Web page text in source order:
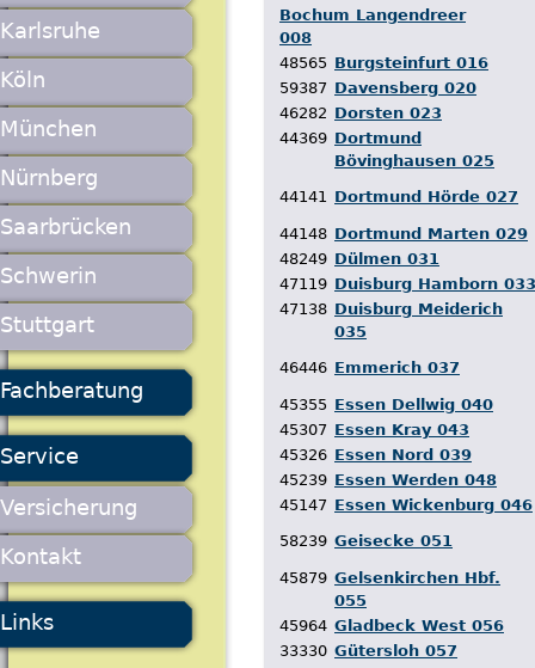
Bochum Langendreer
008
48565 Burgsteinfurt 016
59387 Davensberg 020
46282 Dorsten 023
44369 Dortmund
Bövinghausen 025
44141
Dortmund Hörde 027
44148 Dortmund Marten 029
48249 Dülmen 031
47119 Duisburg Hamborn 033
47138 Duisburg Meiderich
035
46446 Emmerich 037
45355 Essen Dellwig 040
45307 Essen Kray 043
45326 Essen Nord 039
45239 Essen Werden 048
45147 Essen Wickenburg 046
58239 Geisecke 051
45879 Gelsenkirchen Hbf.
055
45964 Gladbeck West 056
33330 Gütersloh 057
Karlsruhe
Köln
München
Nürnberg
Saarbrücken
Schwerin
Stuttgart
Fachberatung
Service
Versicherung
Kontakt
Links